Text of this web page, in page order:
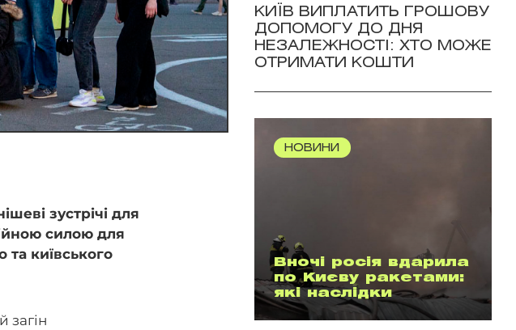
зустрічі для
силою для
київського
загін
КИЇВ ВИПЛАТИТЬ ГРОШОВУ
ДОПОМОГУ ДО ДНЯ
НЕЗАЛЕЖНОСТІ: ХТО МОЖЕ
ОТРИМАТИ КОШТИ
НОВИНИ
Вночі росія вдарила
по Києву ракетами:
які наслідки